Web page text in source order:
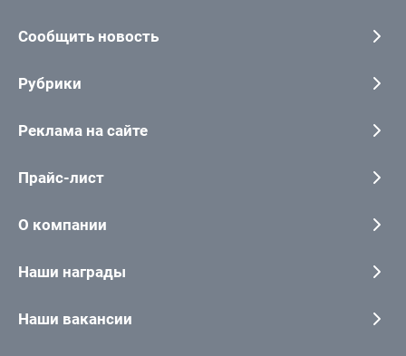
Сообщить новость
Рубрики
Реклама на сайте
Прайс-лист
О компании
Наши награды
Наши вакансии